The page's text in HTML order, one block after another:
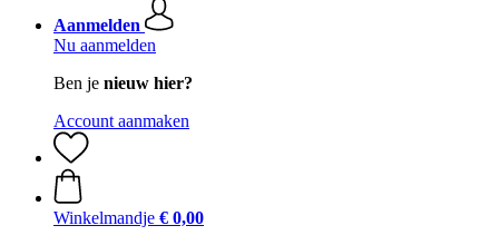
Aanmelden
Nu aanmelden
Ben je nieuw hier?
Account aanmaken
Winkelmandje € 0,00